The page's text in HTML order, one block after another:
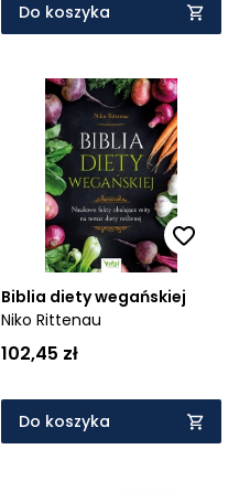
Do koszyka
Biblia diety wegańskiej
Niko Rittenau
102,45 zł
Do koszyka